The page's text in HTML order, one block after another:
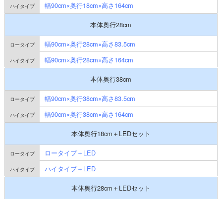
幅90cm×奥行18cm×高さ164cm
本体奥行28cm
幅90cm×奥行28cm×高さ83.5cm
幅90cm×奥行28cm×高さ164cm
本体奥行38cm
幅90cm×奥行38cm×高さ83.5cm
幅90cm×奥行38cm×高さ164cm
本体奥行18cm＋LEDセット
ロータイプ＋LED
ハイタイプ＋LED
本体奥行28cm＋LEDセット